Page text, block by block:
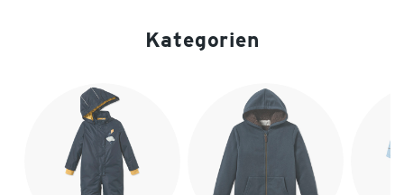
Kategorien